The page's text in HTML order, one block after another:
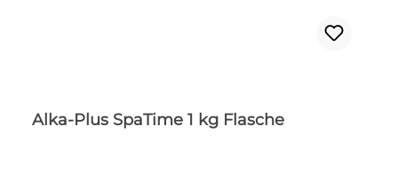
Alka-Plus SpaTime 1 kg Flasche